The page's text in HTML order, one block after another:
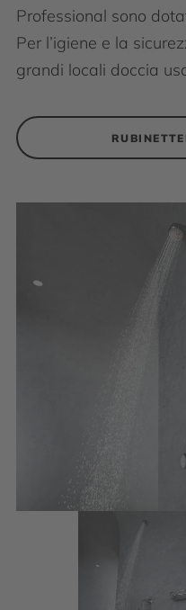
Professional sono
Per l’igiene e la
grandi locali doccia